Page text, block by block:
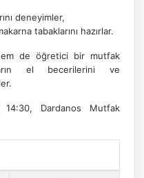
deneyimler,
tabaklarını hazırlar.
de öğretici bir mutfak
el becerilerini ve
Dardanos Mutfak